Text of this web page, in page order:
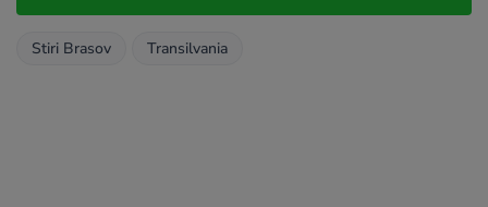
Stiri Brasov Transilvania